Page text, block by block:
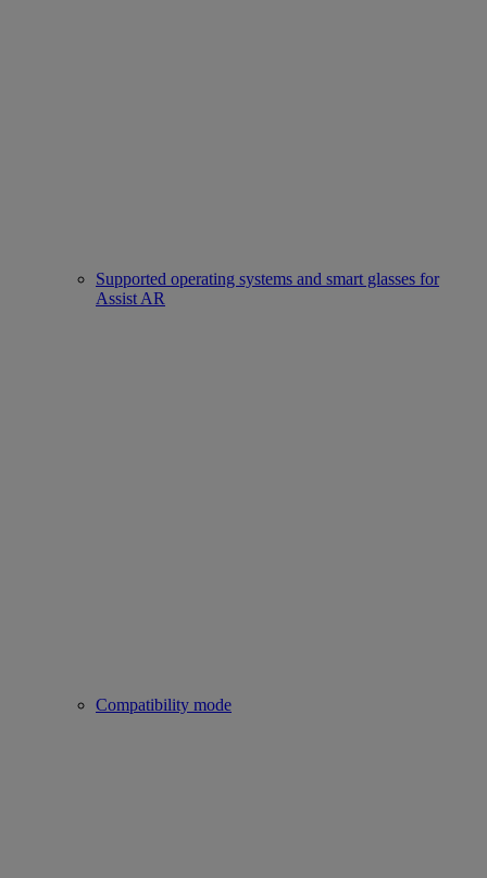
Supported operating systems and smart glasses for
Assist AR
Compatibility mode